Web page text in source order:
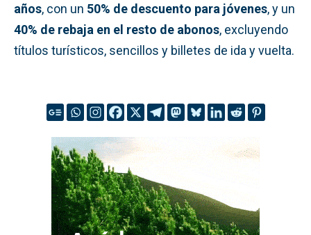
años, con un 50% de descuento para jóvenes, y un
40% de rebaja en el resto de abonos, excluyendo
títulos turísticos, sencillos y billetes de ida y vuelta.